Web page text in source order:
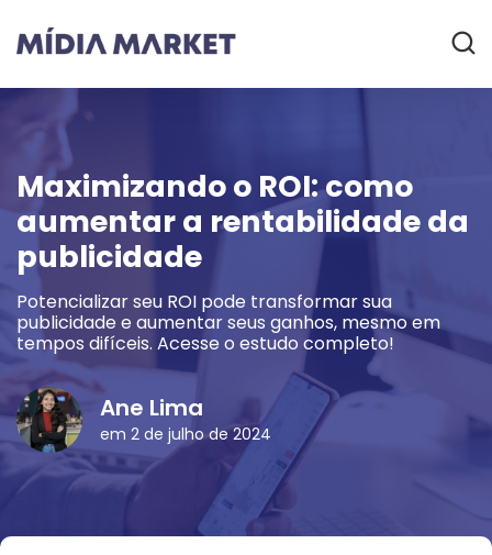
Maximizando o ROI: como
aumentar a rentabilidade da
publicidade
Potencializar seu ROI pode transformar sua
publicidade e aumentar seus ganhos, mesmo em
tempos difíceis. Acesse o estudo completo!
Ane Lima
em 2 de julho de 2024